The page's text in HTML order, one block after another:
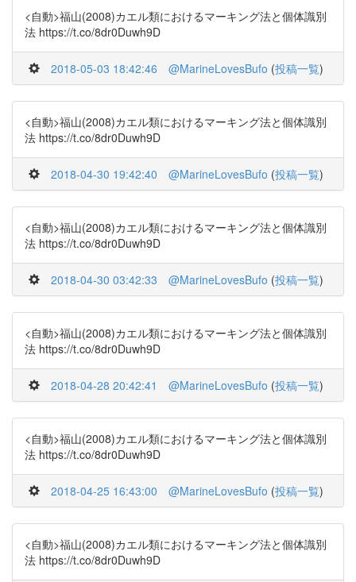
<自動>福山(2008)カエル類におけるマーキング法と個体識別
法 https://t.co/8dr0Duwh9D
2018-05-03 18:42:46 @MarineLovesBufo (投稿一覧)
<自動>福山(2008)カエル類におけるマーキング法と個体識別
法 https://t.co/8dr0Duwh9D
2018-04-30 19:42:40 @MarineLovesBufo (投稿一覧)
<自動>福山(2008)カエル類におけるマーキング法と個体識別
法 https://t.co/8dr0Duwh9D
2018-04-30 03:42:33 @MarineLovesBufo (投稿一覧)
<自動>福山(2008)カエル類におけるマーキング法と個体識別
法 https://t.co/8dr0Duwh9D
2018-04-28 20:42:41 @MarineLovesBufo (投稿一覧)
<自動>福山(2008)カエル類におけるマーキング法と個体識別
法 https://t.co/8dr0Duwh9D
2018-04-25 16:43:00 @MarineLovesBufo (投稿一覧)
<自動>福山(2008)カエル類におけるマーキング法と個体識別
法 https://t.co/8dr0Duwh9D